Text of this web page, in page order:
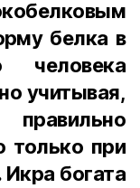
белка в
человека
учитывая,
только при
богата